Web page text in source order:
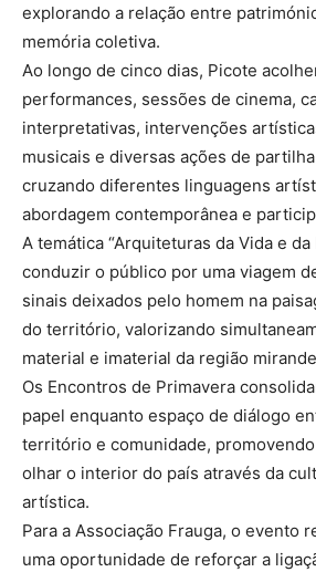
explorando a relação entre
memória coletiva.
Ao longo de cinco dias, Picote
performances, sessões de cinema,
interpretativas, intervenções
musicais e diversas ações de
cruzando diferentes linguagens
abordagem contemporânea e
A temática “Arquiteturas da Vida e
conduzir o público por uma viagem
sinais deixados pelo homem na
do território, valorizando
material e imaterial da região
Os Encontros de Primavera
papel enquanto espaço de diálogo
território e comunidade,
olhar o interior do país através da
artística.
Para a Associação Frauga, o evento
uma oportunidade de reforçar a